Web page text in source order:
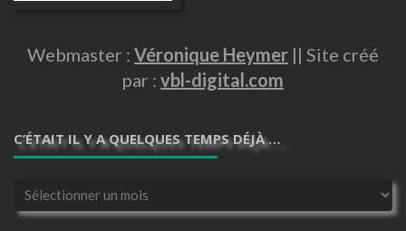
Webmaster : Véronique Heymer || Site créé
par : vbl-digital.com
C’ÉTAIT IL Y A QUELQUES TEMPS DÉJÀ …